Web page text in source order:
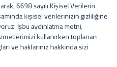
6698 sayılı Kişisel Verilerin
kişisel verilerinizin gizliliğine
İşbu aydınlatma metni,
kullanırken toplanan
ve haklarınız hakkında sizi